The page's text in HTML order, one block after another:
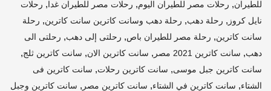
للطيران, رحلات مصر للطيران اليوم, رحلات مصر للطيران غدا, رحلات
نايل كروز , رحلة دهب, رحلة دهب وسانت كاترين سانت كاترين, رحلة
سانت كاترين, رحلة مصر للطيران باص, رحلتى إلى دهب, رحلتى الى
دهب, سانت كاترين 2021 مصر , سانت كاترين الان, سانت كاترين ثلج,
سانت كاترين جبل موسى, سانت كاترين رحلات, سانت كاترين فى
الشتاء, سانت كاترين في الشتاء, سانت كاترين مصر , سانت كاترين وجبل